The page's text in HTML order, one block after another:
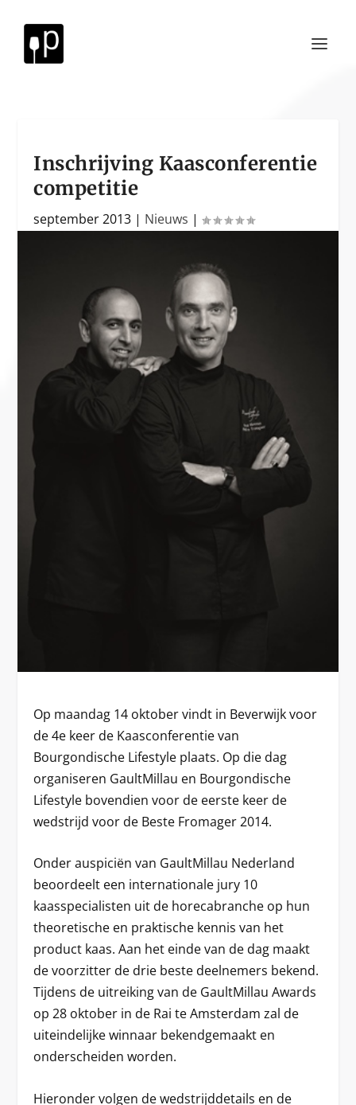
Inschrijving Kaasconferentie
competitie
september 2013 | Nieuws |
Op maandag 14 oktober vindt in Beverwijk voor
de 4e keer de Kaasconferentie van
Bourgondische Lifestyle plaats. Op die dag
organiseren GaultMillau en Bourgondische
Lifestyle bovendien voor de eerste keer de
wedstrijd voor de Beste Fromager 2014.
Onder auspiciën van GaultMillau Nederland
beoordeelt een internationale jury 10
kaasspecialisten uit de horecabranche op hun
theoretische en praktische kennis van het
product kaas. Aan het einde van de dag maakt
de voorzitter de drie beste deelnemers bekend.
Tijdens de uitreiking van de GaultMillau Awards
op 28 oktober in de Rai te Amsterdam zal de
uiteindelijke winnaar bekendgemaakt en
onderscheiden worden.
Hieronder volgen de wedstrijddetails en de